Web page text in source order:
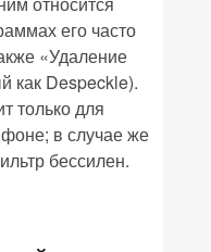
его часто
«Удаление
как Despeckle).
только для
в случае же
бессилен.